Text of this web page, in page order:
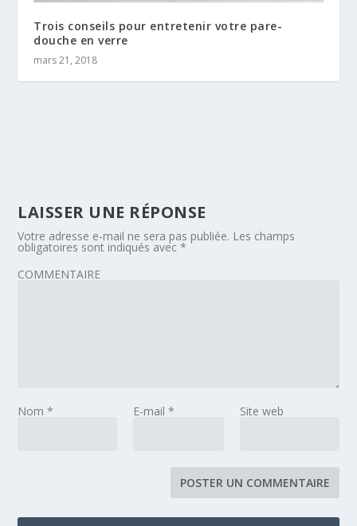
Trois conseils pour entretenir votre pare-
douche en verre
mars 21, 2018
LAISSER UNE RÉPONSE
Votre adresse e-mail ne sera pas publiée. Les champs
obligatoires sont indiqués avec*
COMMENTAIRE
Nom* E-mail * Site web